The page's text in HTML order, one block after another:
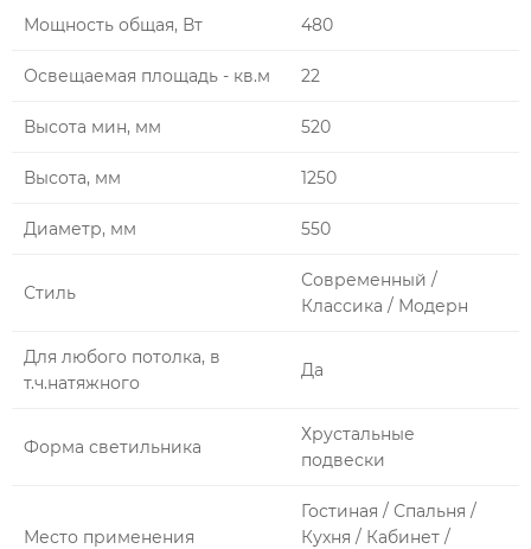
Мощность общая, Вт 480
Освещаемая площадь - кв.м 22
Высота мин, мм 520
Высота, мм 1250
Диаметр, мм 550
Стиль
Современный /
Классика / Модерн
Для любого потолка, в
т.ч.натяжного
Да
Форма светильника
Хрустальные
подвески
Место применения
Гостиная / Спальня /
Кухня / Кабинет /